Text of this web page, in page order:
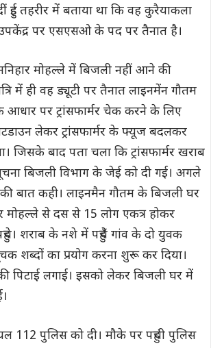
हुई तहरीर में बताया था कि वह कुरैयाकला
पर एसएसओ के पद पर तैनात है।
मोहल्ले में बिजली नहीं आने की
में ही वह ड्यूटी पर तैनात लाइनमेंन गौतम
आधार पर ट्रांसफार्मर चेक करने के लिए
लेकर ट्रांसफार्मर के फ्यूज बदलकर
जिसके बाद पता चला कि ट्रांसफार्मर खराब
बिजली विभाग के जेई को दी गई। अगले
की बात कही। लाइनमैन गौतम के बिजली घर
से दस से 15 लोग एकत्र होकर
शराब के नशे में पहुँचे गांव के दो युवक
शब्दों का प्रयोग करना शुरू कर दिया।
पिटाई लगाई। इसको लेकर बिजली घर में
112 पुलिस को दी। मौके पर पहुंची पुलिस